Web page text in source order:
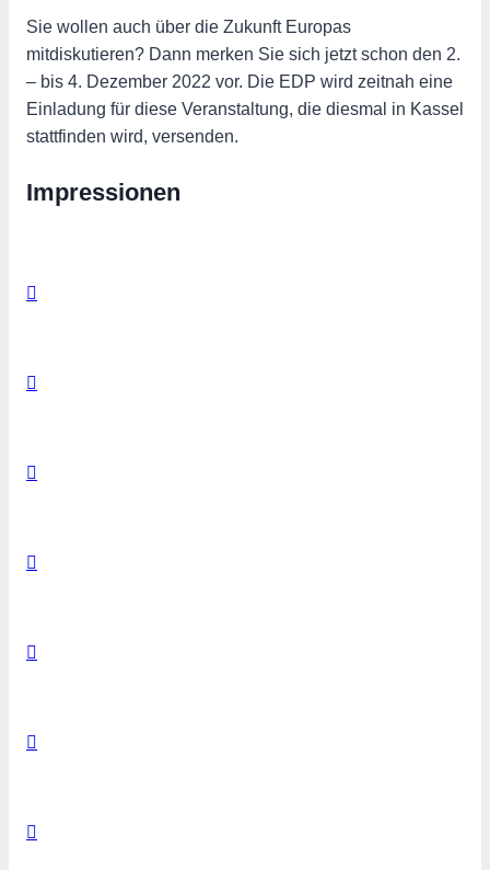
Sie wollen auch über die Zukunft Europas
mitdiskutieren? Dann merken Sie sich jetzt schon den 2.
– bis 4. Dezember 2022 vor. Die EDP wird zeitnah eine
Einladung für diese Veranstaltung, die diesmal in Kassel
stattfinden wird, versenden.
Impressionen